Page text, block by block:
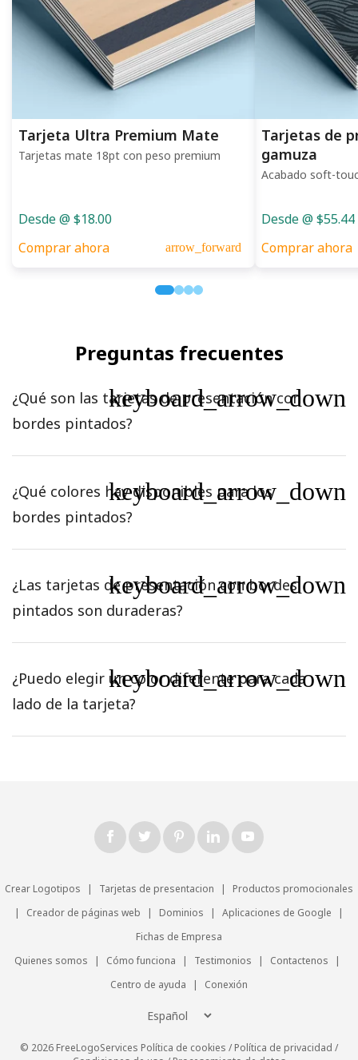
Tarjeta Ultra Premium Mate
Tarjetas mate 18pt con peso premium
Desde @ $18.00
Comprar ahora
arrow_forward
Tarjetas de
gamuza
Acabado soft-
Desde @ $55.44
Comprar ahora
Preguntas frecuentes
¿Qué son las tarjetas de presentación con
bordes pintados?
keyboard_arrow_down
¿Qué colores hay disponibles para los
bordes pintados?
keyboard_arrow_down
¿Las tarjetas de presentación con bordes
pintados son duraderas?
keyboard_arrow_down
¿Puedo elegir un color diferente para cada
lado de la tarjeta?
keyboard_arrow_down
Crear Logotipos | Tarjetas de presentacion |
Productos promocionales
|
Creador de páginas web | Dominios | Aplicaciones de Google
|
Fichas de Empresa
Quienes somos
| Cómo funciona | Testimonios | Contactenos
|
Centro de ayuda
| Conexión
© 2026 FreeLogoServices Política de cookies /Política de privacidad /